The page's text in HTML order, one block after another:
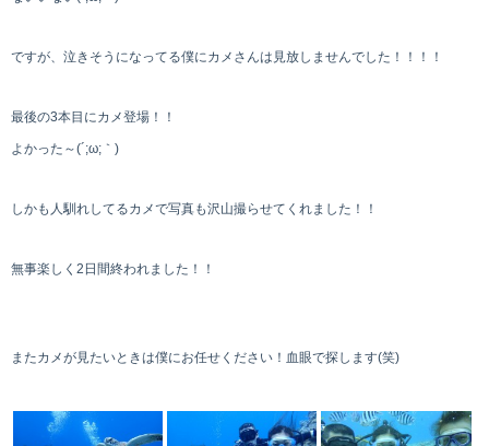
ですが、泣きそうになってる僕にカメさんは見放しませんでした！！！！
最後の3本目にカメ登場！！
よかった～(´;ω;｀)
しかも人馴れしてるカメで写真も沢山撮らせてくれました！！
無事楽しく2日間終われました！！
またカメが見たいときは僕にお任せください！血眼で探します(笑)